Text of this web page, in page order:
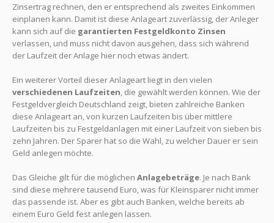
Zinsertrag rechnen, den er entsprechend als zweites Einkommen
einplanen kann. Damit ist diese Anlageart zuverlässig, der Anleger
kann sich auf die garantierten Festgeldkonto Zinsen
verlassen, und muss nicht davon ausgehen, dass sich während
der Laufzeit der Anlage hier noch etwas ändert.
Ein weiterer Vorteil dieser Anlageart liegt in den vielen
verschiedenen Laufzeiten, die gewählt werden können. Wie der
Festgeldvergleich Deutschland zeigt, bieten zahlreiche Banken
diese Anlageart an, von kurzen Laufzeiten bis über mittlere
Laufzeiten bis zu Festgeldanlagen mit einer Laufzeit von sieben bis
zehn Jahren. Der Sparer hat so die Wahl, zu welcher Dauer er sein
Geld anlegen möchte.
Das Gleiche gilt für die möglichen Anlagebeträge. Je nach Bank
sind diese mehrere tausend Euro, was für Kleinsparer nicht immer
das passende ist. Aber es gibt auch Banken, welche bereits ab
einem Euro Geld fest anlegen lassen.